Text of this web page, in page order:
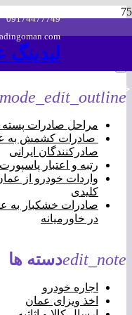
09174477749
لیدینگ
خدمات بیشتر ما
mode_edit_outline
مراحل صادرات پسته
صادرات کشمش به
صادرکنندگان ایرانی
رتبه و اعتبار پاسپورت
واردات خودرو از
کلیدی
صادرات خشکبار به
در خاورمیانه
edit_noteدسته ها
اجاره خودرو
اخذ ویزای عمان